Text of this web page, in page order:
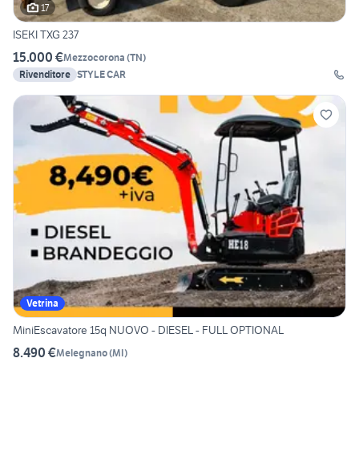
17
ISEKI TXG 237
15.000 €Mezzocorona (TN)
Rivenditore STYLE CAR
Vetrina
MiniEscavatore 15q NUOVO - DIESEL - FULL OPTIONAL
8.490 €Melegnano(MI)